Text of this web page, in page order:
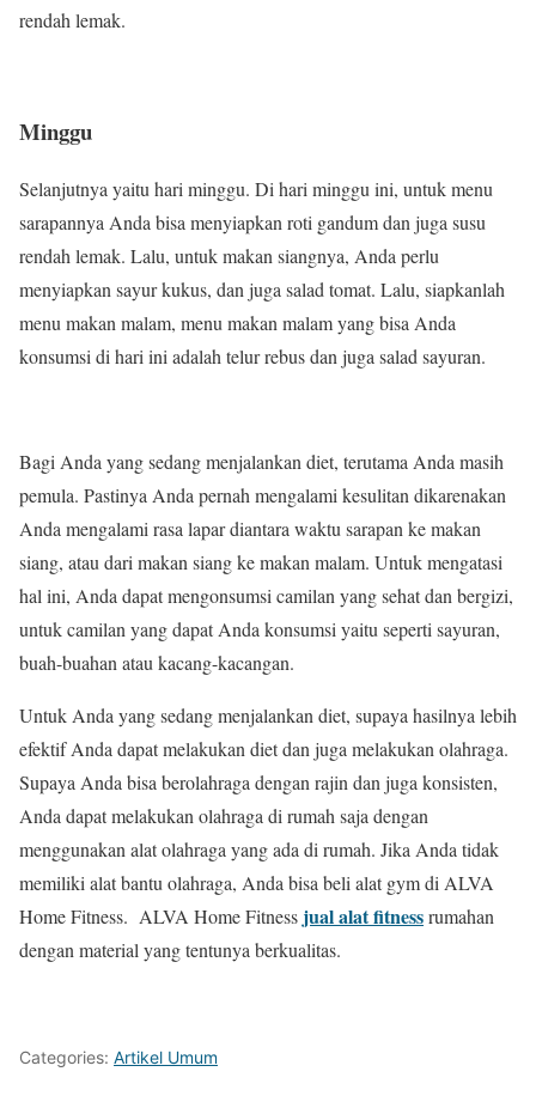
rendah lemak.
Minggu
Selanjutnya yaitu hari minggu. Di hari minggu ini, untuk menu
sarapannya Anda bisa menyiapkan roti gandum dan juga susu
rendah lemak. Lalu, untuk makan siangnya, Anda perlu
menyiapkan sayur kukus, dan juga salad tomat. Lalu, siapkanlah
menu makan malam, menu makan malam yang bisa Anda
konsumsi di hari ini adalah telur rebus dan juga salad sayuran.
Bagi Anda yang sedang menjalankan diet, terutama Anda masih
pemula. Pastinya Anda pernah mengalami kesulitan dikarenakan
Anda mengalami rasa lapar diantara waktu sarapan ke makan
siang, atau dari makan siang ke makan malam. Untuk mengatasi
hal ini, Anda dapat mengonsumsi camilan yang sehat dan bergizi,
untuk camilan yang dapat Anda konsumsi yaitu seperti sayuran,
buah-buahan atau kacang-kacangan.
Untuk Anda yang sedang menjalankan diet, supaya hasilnya lebih
efektif Anda dapat melakukan diet dan juga melakukan olahraga.
Supaya Anda bisa berolahraga dengan rajin dan juga konsisten,
Anda dapat melakukan olahraga di rumah saja dengan
menggunakan alat olahraga yang ada di rumah. Jika Anda tidak
memiliki alat bantu olahraga, Anda bisa beli alat gym di ALVA
Home Fitness. ALVA Home Fitness jual alat fitnessrumahan
dengan material yang tentunya berkualitas.
Categories: Artikel Umum